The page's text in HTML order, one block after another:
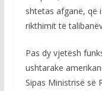
shtetas afganë, që
rikthimit të
Pas dy vjetësh
ushtarake
Sipas Ministrisë së